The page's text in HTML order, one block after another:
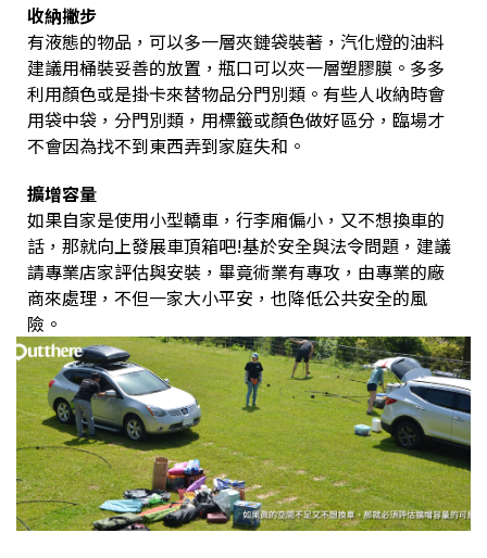
收納撇步
有液態的物品，可以多一層夾鏈袋裝著，汽化燈的油料
建議用桶裝妥善的放置，瓶口可以夾一層塑膠膜。多多
利用顏色或是掛卡來替物品分門別類。有些人收納時會
用袋中袋，分門別類，用標籤或顏色做好區分，臨場才
不會因為找不到東西弄到家庭失和。
擴增容量
如果自家是使用小型轎車，行李廂偏小，又不想換車的
話，那就向上發展車頂箱吧!基於安全與法令問題，建議
請專業店家評估與安裝，畢竟術業有專攻，由專業的廠
商來處理，不但一家大小平安，也降低公共安全的風
險。